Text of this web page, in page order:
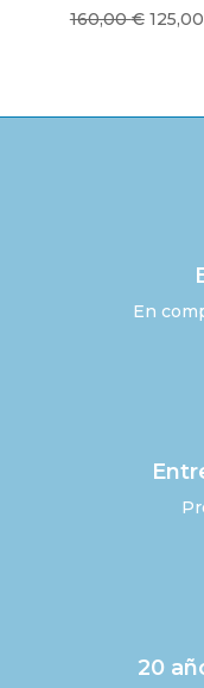
160,00€ El
125,00
En
20